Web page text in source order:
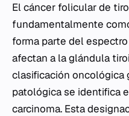
El cáncer folicular de
fundamentalmente
forma parte del
afectan a la glándula
clasificación oncológica
patológica se identifica
carcinoma. Esta